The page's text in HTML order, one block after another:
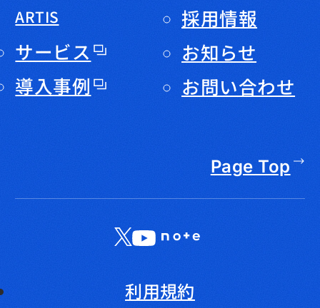
ARTIS
サービス
導入事例
採用情報
お知らせ
お問い合わせ
Page Top
XLinkedIn
YouTube
利用規約